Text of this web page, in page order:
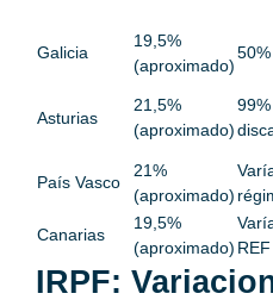
Galicia
19,5%
(aproximado)
50%
Asturias
21,5%
(aproximado)
País Vasco
21%
(aproximado)
Canarias
19,5%
(aproximado) REF
IRPF: